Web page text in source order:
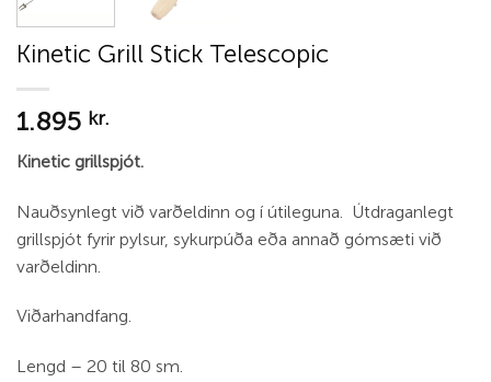
Kinetic Grill Stick Telescopic
1.895 kr.
Kinetic grillspjót.
Nauðsynlegt við varðeldinn og í útileguna. Útdraganlegt
grillspjót fyrir pylsur, sykurpúða eða annað gómsæti við
varðeldinn.
Viðarhandfang.
Lengd – 20 til 80 sm.